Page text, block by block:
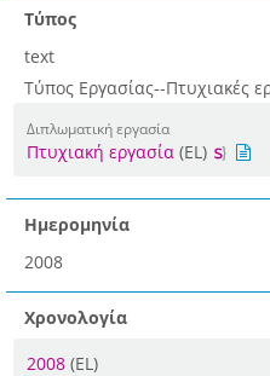
Τύπος
text
Τύπος Εργασίας--Πτυχιακές
Διπλωματική εργασία
Πτυχιακή εργασία (EL)
Ημερομηνία
2008
Χρονολογία
2008 (EL)